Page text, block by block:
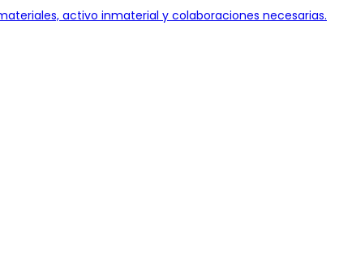
activo inmaterial y colaboraciones necesarias.